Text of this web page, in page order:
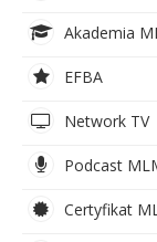
Akademia
EFBA
Network TV
Podcast
Certyfikat